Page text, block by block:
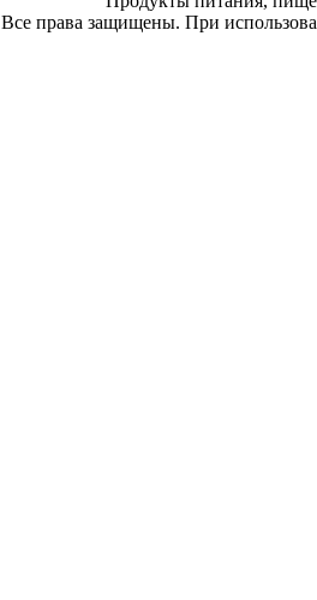
Все права защищены. При